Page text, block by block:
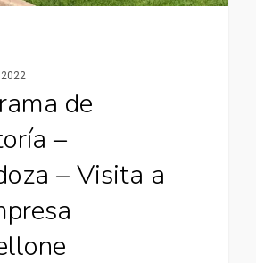
de
–
– Visita a